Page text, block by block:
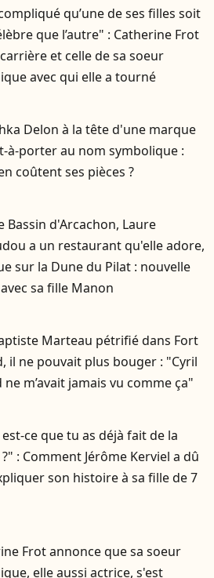
qu’une de ses filles soit
que l’autre" : Catherine Frot
et celle de sa soeur
avec qui elle a tourné
Delon à la tête d'une marque
à-porter au nom symbolique :
coûtent ses pièces ?
Bassin d'Arcachon, Laure
a un restaurant qu'elle adore,
sur la Dune du Pilat : nouvelle
sa fille Manon
Marteau pétrifié dans Fort
il ne pouvait plus bouger : "Cyril
ne m’avait jamais vu comme ça"
est-ce que tu as déjà fait de la
: Comment Jérôme Kerviel a dû
son histoire à sa fille de 7
Frot annonce que sa soeur
elle aussi actrice, s'est